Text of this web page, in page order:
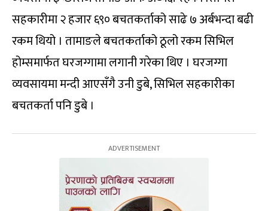
सहकारीमा २ हजार ६९० बचतकर्ताको साढे ७ अर्बभन्दा बढी
रकम थियो । तामाङले बचतकर्ताको ठूलो रकम सिभिल
होम्समार्फत घरजग्गामा लगानी गरेका थिए । घरजग्गा
व्यवसायमा मन्दी आएसँगै उनी डुबे, सिभिल सहकारीका
बचतकर्ता पनि डुबे ।